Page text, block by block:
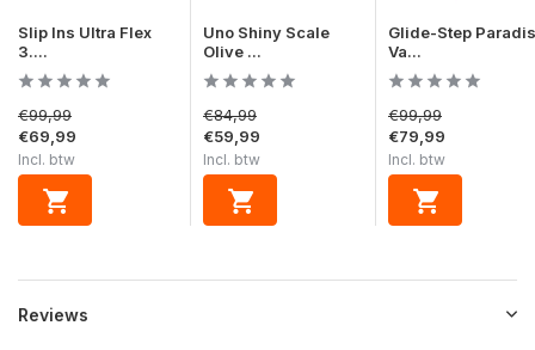
Slip Ins Ultra Flex
3....
€99,99
€69,99
Incl. btw
Uno Shiny Scale
Olive ...
€84,99
€59,99
Incl. btw
Glide-Step
Va...
€99,99
€79,99
Incl. btw
Reviews